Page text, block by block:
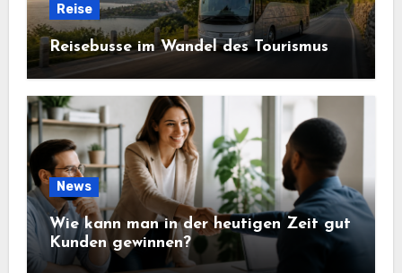
Reise
Reisebusse im Wandel des Tourismus
News
Wie kann man in der heutigen Zeit gut
Kunden gewinnen?